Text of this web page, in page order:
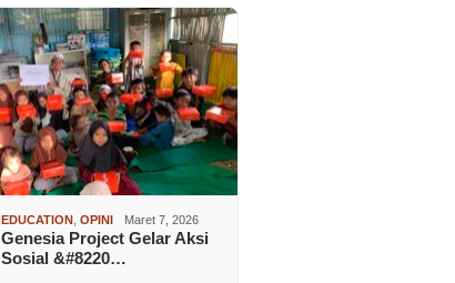
EDUCATION ,OPINI Maret 7, 2026
Genesia Project Gelar Aksi
Sosial &#8220…